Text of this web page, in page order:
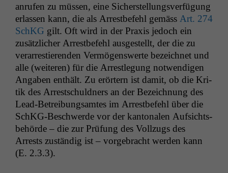
anrufen zu müssen, eine Sich­er­stel­lungsver­fü­gung
erlassen kann, die als Arrest­be­fehl gemäss Art. 274
SchKG gilt. Oft wird in der Prax­is jedoch ein
zusät­zlich­er Arrest­be­fehl aus­gestellt, der die zu
ver­ar­restieren­den Ver­mö­genswerte beze­ich­net und
alle (weit­eren) für die Arrestle­gung notwendi­gen
Angaben enthält. Zu erörtern ist damit, ob die Kri­
tik des Arrestschuld­ners an der Beze­ich­nung des
Lead-Betrei­bungsamtes im Arrest­be­fehl über die
SchKG-Beschw­erde vor der kan­tonalen Auf­sichts­
be­hörde – die zur Prü­fung des Vol­lzugs des
Arrests zuständig ist – vorge­bracht wer­den kann
(E. 2.3.3).